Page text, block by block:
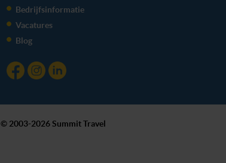
Bedrijfsinformatie
Vacatures
Blog
© 2003-2026 Summit Travel